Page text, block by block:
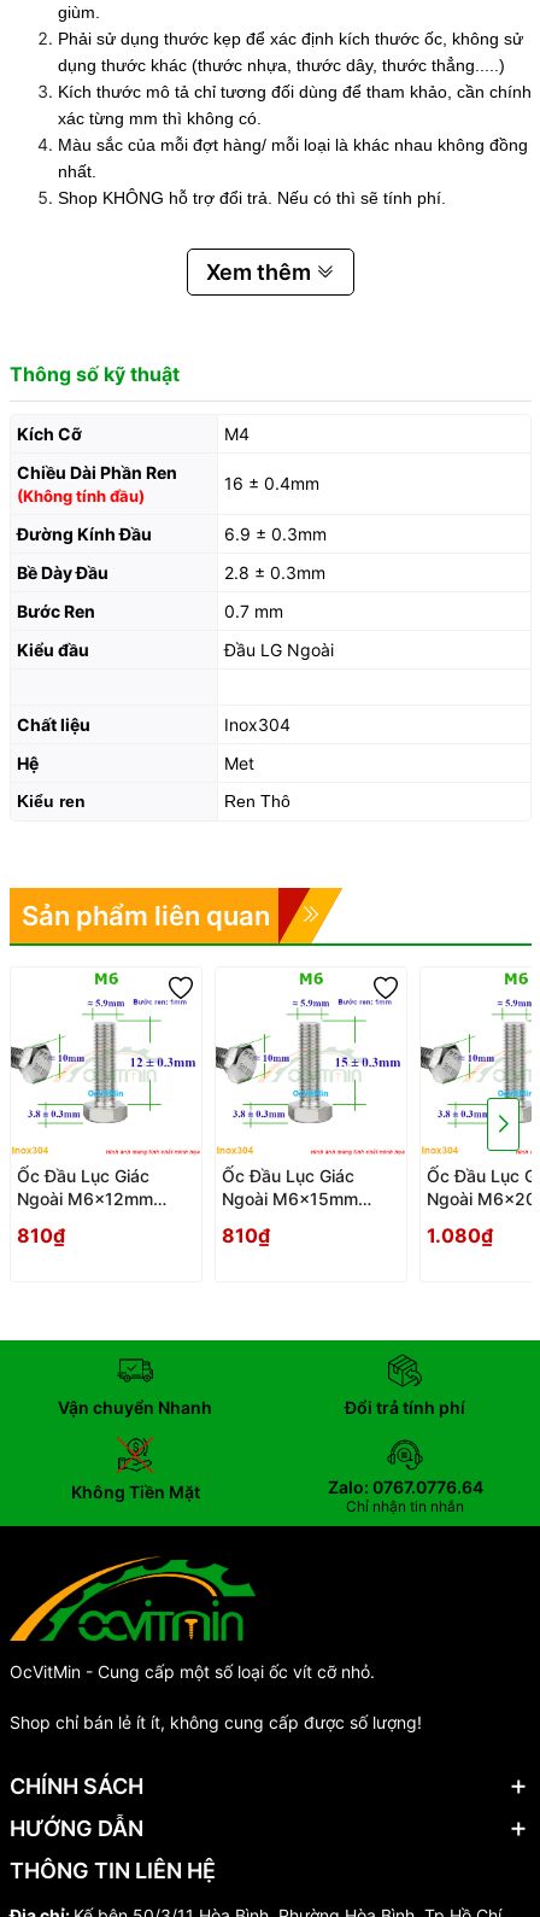
giùm.
Phải sử dụng thước kẹp để xác định kích thước ốc, không sử
dụng thước khác (thước nhựa, thước dây, thước thẳng.....)
Kích thước mô tả chỉ tương đối dùng để tham khảo, cần chính
xác từng mm thì không có.
Màu sắc của mỗi đợt hàng/ mỗi loại là khác nhau không đồng
nhất.
Shop KHÔNG hỗ trợ đổi trả. Nếu có thì sẽ tính phí.
Xem thêm
Thông số kỹ thuật
Kích Cỡ
M4
Chiều Dài Phần Ren
(Không tính đầu)
16 ± 0.4mm
Đường Kính Đầu
6.9 ± 0.3mm
Bề Dày Đầu
2.8 ± 0.3mm
Bước Ren
0.7 mm
Kiểu đầu
Đầu LG Ngoài
Chất liệu
Inox304
Hệ
Met
Kiểu ren Ren Thô
Sản phẩm liên quan
Ốc Đầu Lục Giác
Ngoài M6x12mm
Dau Luc Giac Ngoai
810₫
Ốc Đầu Lục Giác
Ngoài M6x15mm
Dau Luc Giac Ngoai
810₫
Ốc Đầu Lục
Ngoài
Dau Luc Giac
1.080₫
Vận chuyển Nhanh Đổi trả tính phí
Không Tiền Mặt Zalo: 0767.0776.64
Chỉ nhận tin nhắn
OcVitMin - Cung cấp một số loại ốc vít cỡ nhỏ.
Shop chỉ bán lẻ ít ít, không cung cấp được số lượng!
CHÍNH SÁCH
HƯỚNG DẪN
THÔNG TIN LIÊN HỆ